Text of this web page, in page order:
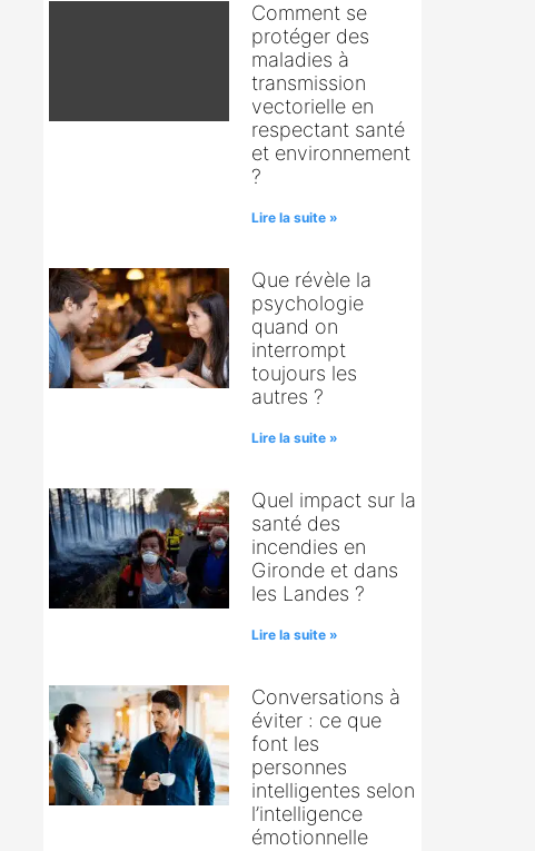
Comment se
protéger des
maladies à
transmission
vectorielle en
respectant santé
et environnement
?
Lire la suite »
Que révèle la
psychologie
quand on
interrompt
toujours les
autres ?
Lire la suite »
Quel impact sur la
santé des
incendies en
Gironde et dans
les Landes ?
Lire la suite »
Conversations à
éviter : ce que
font les
personnes
intelligentes selon
l’intelligence
émotionnelle